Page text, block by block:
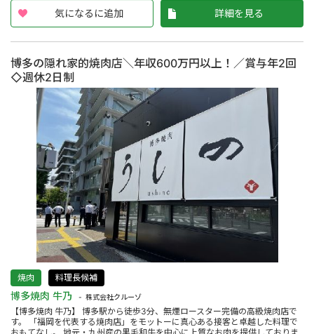
気になるに追加 詳細を見る
博多の隠れ家的焼肉店＼年収600万円以上！／賞与年2回
◇週休2日制
焼肉 料理長候補
博多焼肉 牛乃 株式会社クルーゾ
【博多焼肉 牛乃】 博多駅から徒歩3分、無煙ロースター完備の高級焼肉店で
す。 「福岡を代表する焼肉店」をモットーに真心ある接客と卓越した料理で